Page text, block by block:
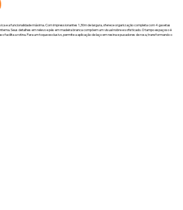
e a funcionalidade máxima. Com impressionantes 1,30m de largura, oferece organização completa com 4 gavetas
Seus detalhes em relevo e pés em madeira branca compõem um visual nobre e sofisticado. O tampo espaçoso é
facilita a rotina. Para um toque exclusivo, permite a aplicação de laço em resina e puxadores de rosa, transformando o